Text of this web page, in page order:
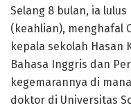
Selang 8 bulan, ia
(keahlian), menghafal
kepala sekolah Hasan
Bahasa Inggris dan
kegemarannya di
doktor di Universitas